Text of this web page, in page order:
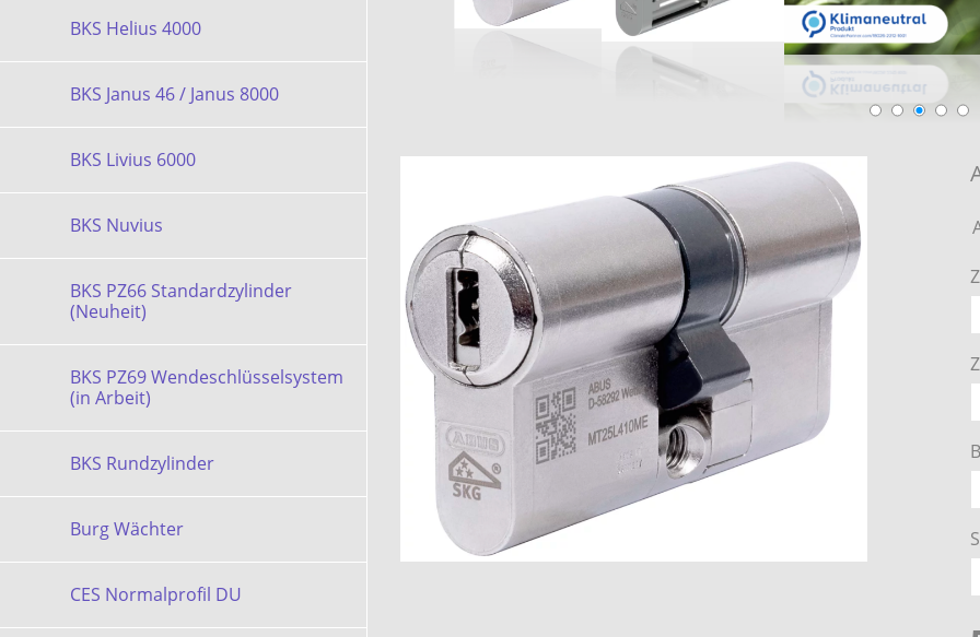
BKS Helius 4000
BKS Janus 46 / Janus 8000
BKS Livius 6000
BKS Nuvius
BKS PZ66 Standardzylinder
(Neuheit)
BKS PZ69 Wendeschlüsselsystem
(in Arbeit)
BKS Rundzylinder
Burg Wächter
CES Normalprofil DU